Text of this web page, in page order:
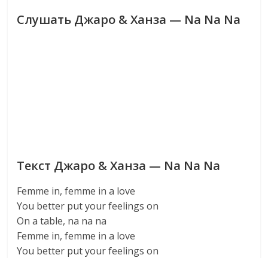
Слушать Джаро & Ханза — Na Na Na
Текст Джаро & Ханза — Na Na Na
Femme in, femme in a love
You better put your feelings on
On a table, na na na
Femme in, femme in a love
You better put your feelings on